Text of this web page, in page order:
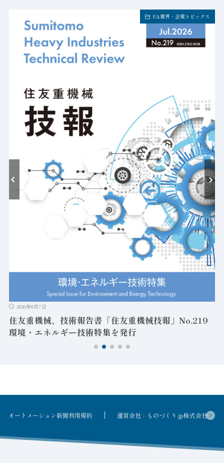
FA業界・企業トピックス
2026年8月7日
住友重機械、技術報告書「住友重機械技報」No.219
環境・エネルギー技術特集を発行
オートメーション新聞利用規約 運営会社：ものづくり.jp株式会社